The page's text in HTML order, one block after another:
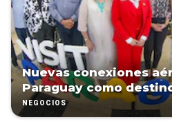
Nuevas conexiones
Paraguay como
NEGOCIOS